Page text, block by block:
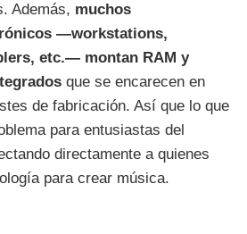
Además, muchos
—workstations,
etc.— montan RAM y
que se encarecen en
de fabricación. Así que lo que
para entusiastas del
directamente a quienes
para crear música.